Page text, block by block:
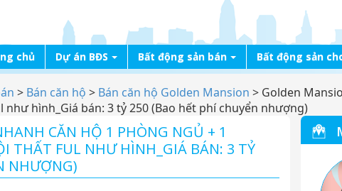
chủ Dự án BĐS Bất động sản bán Bất động sản
> Bán căn hộ > Bán căn hộ Golden Mansion > Golden
hình_Giá bán: 3 tỷ 250 (Bao hết phí chuyển nhượng)
CĂN HỘ 1 PHÒNG NGỦ + 1
THẤT FUL NHƯ HÌNH_GIÁ BÁN: 3 TỶ
NHƯỢNG)